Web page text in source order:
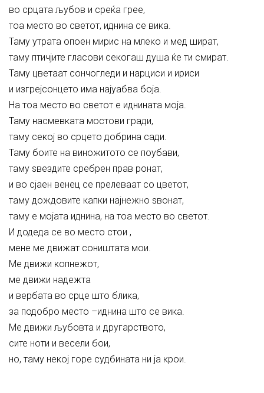
во срцата љубов и среќа грее,
тоа место во светот, иднина се вика.
Таму утрата опоен мирис на млеко и мед шират,
таму птичјите гласови секогаш душа ќе ти смират.
Таму цветаат сончогледи и нарциси и ириси
и изгрејсонцето има најуабва боја.
На тоа место во светот е иднината моја.
Таму насмевката мостови гради,
таму секој во срцето добрина сади.
Таму боите на виножитото се поубави,
таму ѕвездите сребрен прав ронат,
и во сјаен венец се прелеваат со цветот,
таму дождовите капки најнежно ѕвонат,
таму е мојата иднина, на тоа место во светот.
И додеда се во место стои ,
мене ме движат соништата мои.
Ме движи копнежот,
ме движи надежта
и вербата во срце што блика,
за подобро место –иднина што се вика.
Ме движи љубовта и другарството,
сите ноти и весели бои,
но, таму некој горе судбината ни ја крои.